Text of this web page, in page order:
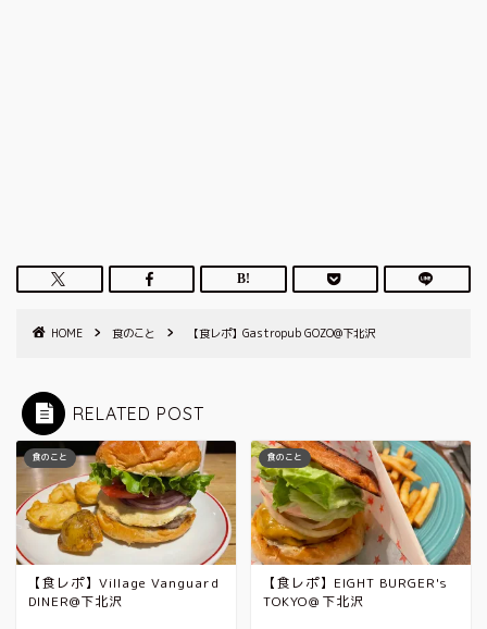
HOME 食のこと 【食レポ】Gastropub GOZO@下北沢
RELATED POST
食のこと
【食レポ】Village Vanguard
DINER@下北沢
食のこと
【食レポ】EIGHT BURGER's
TOKYO＠下北沢